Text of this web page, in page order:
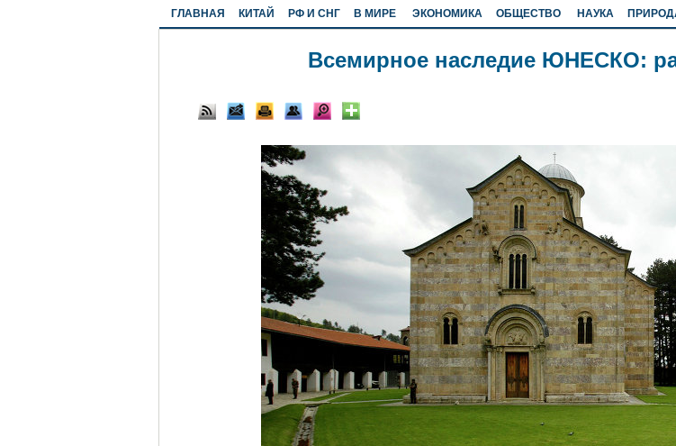
ГЛАВНАЯ КИТАЙ РФ И СНГ В МИРЕ ЭКОНОМИКА ОБЩЕСТВО НАУКА
Всемирное наследие ЮНЕСКО: